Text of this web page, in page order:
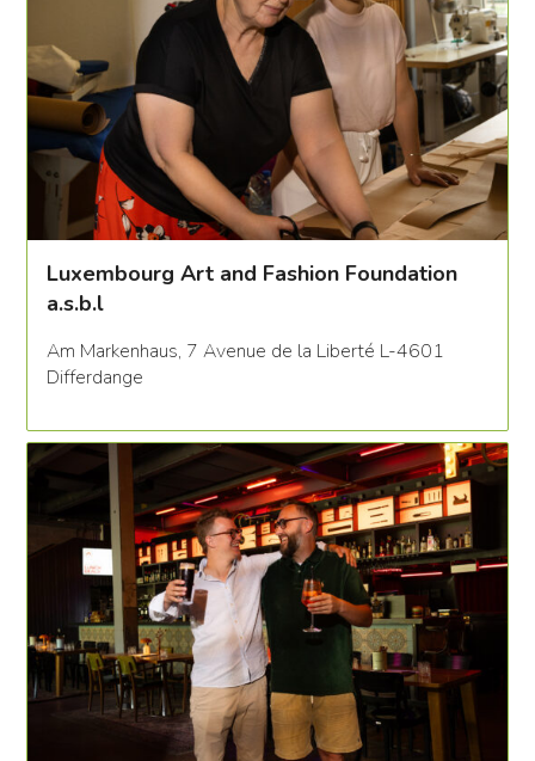
Luxembourg Art and Fashion Foundation
a.s.b.l
Am Markenhaus, 7 Avenue de la Liberté L-4601
Differdange